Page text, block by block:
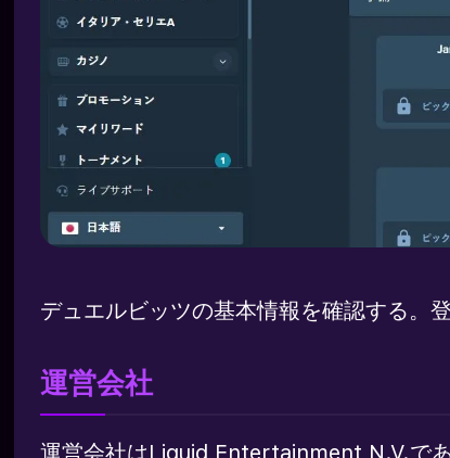
デュエルビッツの基本情報を確認する。
運営会社
運営会社はLiquid Entertainment N.V.で